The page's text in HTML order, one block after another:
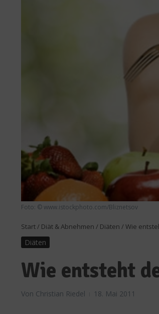
Foto: © www.istockphoto.com/Bliznetsov
Start/ Diät & Abnehmen / Diäten / Wie
Diäten
Wie entsteht
Von Christian Riedel 18. Mai 2011